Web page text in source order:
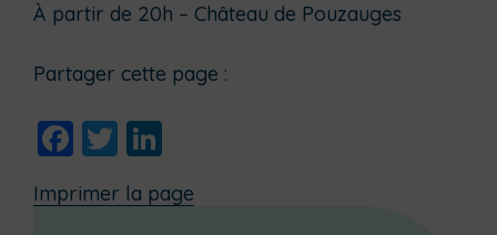
À partir de 20h – Château de Pouzauges
Partager cette page :
Facebook
Twitter
Imprimer la page